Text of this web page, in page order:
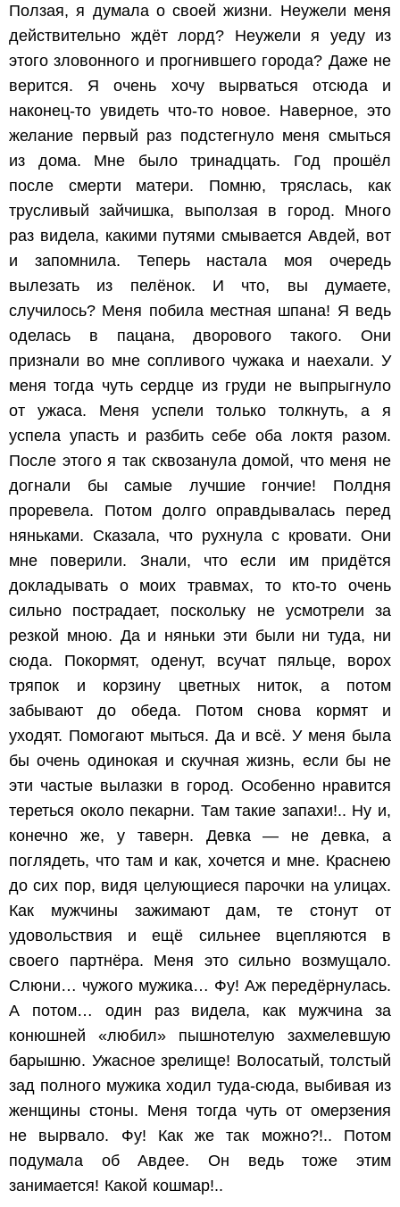
Ползая, я думала о своей жизни. Неужели меня
действительно ждёт лорд? Неужели я уеду из
этого зловонного и прогнившего города? Даже не
верится. Я очень хочу вырваться отсюда и
наконец-то увидеть что-то новое. Наверное, это
желание первый раз подстегнуло меня смыться
из дома. Мне было тринадцать. Год прошёл
после смерти матери. Помню, тряслась, как
трусливый зайчишка, выползая в город. Много
раз видела, какими путями смывается Авдей, вот
и запомнила. Теперь настала моя очередь
вылезать из пелёнок. И что, вы думаете,
случилось? Меня побила местная шпана! Я ведь
оделась в пацана, дворового такого. Они
признали во мне сопливого чужака и наехали. У
меня тогда чуть сердце из груди не выпрыгнуло
от ужаса. Меня успели только толкнуть, а я
успела упасть и разбить себе оба локтя разом.
После этого я так сквозанула домой, что меня не
догнали бы самые лучшие гончие! Полдня
проревела. Потом долго оправдывалась перед
няньками. Сказала, что рухнула с кровати. Они
мне поверили. Знали, что если им придётся
докладывать о моих травмах, то кто-то очень
сильно пострадает, поскольку не усмотрели за
резкой мною. Да и няньки эти были ни туда, ни
сюда. Покормят, оденут, всучат пяльце, ворох
тряпок и корзину цветных ниток, а потом
забывают до обеда. Потом снова кормят и
уходят. Помогают мыться. Да и всё. У меня была
бы очень одинокая и скучная жизнь, если бы не
эти частые вылазки в город. Особенно нравится
тереться около пекарни. Там такие запахи!.. Ну и,
конечно же, у таверн. Девка — не девка, а
поглядеть, что там и как, хочется и мне. Краснею
до сих пор, видя целующиеся парочки на улицах.
Как мужчины зажимают дам, те стонут от
удовольствия и ещё сильнее вцепляются в
своего партнёра. Меня это сильно возмущало.
Слюни… чужого мужика… Фу! Аж передёрнулась.
А потом… один раз видела, как мужчина за
конюшней «любил» пышнотелую захмелевшую
барышню. Ужасное зрелище! Волосатый, толстый
зад полного мужика ходил туда-сюда, выбивая из
женщины стоны. Меня тогда чуть от омерзения
не вырвало. Фу! Как же так можно?!.. Потом
подумала об Авдее. Он ведь тоже этим
занимается! Какой кошмар!..